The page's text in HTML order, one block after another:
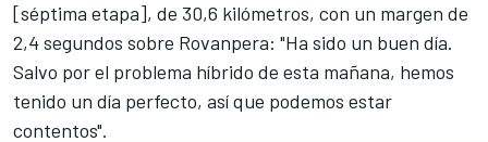
[séptima etapa], de 30,6 kilómetros, con un margen de
2,4 segundos sobre Rovanpera: "Ha sido un buen día.
Salvo por el problema híbrido de esta mañana, hemos
tenido un día perfecto, así que podemos estar
contentos".